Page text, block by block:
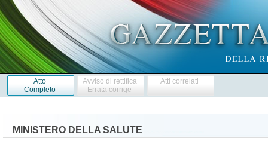
Atto
Completo
Avviso di rettifica
Errata corrige
Atti correlati
MINISTERO DELLA SALUTE